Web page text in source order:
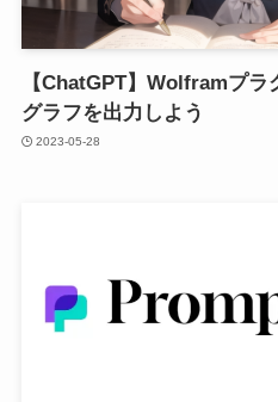
【ChatGPT】Wolframプ
グラフを出力しよう
2023-05-28